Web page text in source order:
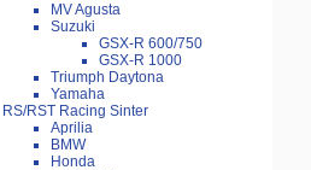
MV Agusta
Suzuki
GSX-R 600/750
GSX-R 1000
Triumph Daytona
Yamaha
RS/RST Racing Sinter
Aprilia
BMW
Honda